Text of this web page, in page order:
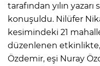
tarafından yılın
konuşuldu. Nilüfer
kesimindeki 21
düzenlenen etkinlikte,
Özdemir, eşi Nuray